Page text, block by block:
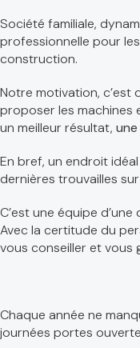
Société familiale,
professionnelle pour
construction.
Notre motivation, c’est
proposer les machines
un meilleur résultat,
En bref, un endroit
dernières trouvailles
C’est une équipe
Avec la certitude du
vous conseiller et vous
Chaque année ne
journées portes